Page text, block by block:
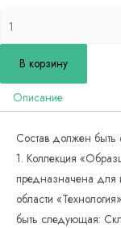
Количество
Коллекции
по
предметной
технология
для
начальных
классов
В корзину
Описание
Состав должен
1. Коллекция
предназначена для
области
быть следующая: